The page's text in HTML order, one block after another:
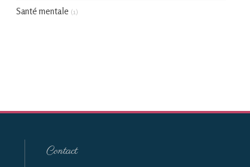
Santé mentale (1)
Contact